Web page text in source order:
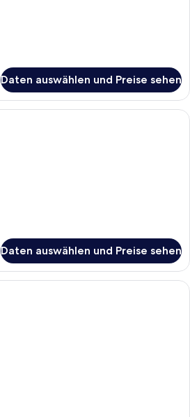
Daten auswählen und Preise sehen
Allergikerbettwaren, Schreibtisch,
Daten auswählen und Preise sehen